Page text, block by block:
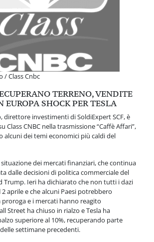
/Class Cnbc
TERRENO, VENDITE
EUROPA SHOCK PER TESLA
direttore investimenti di SoldiExpert SCF, è
Class CNBC nella trasmissione “Caffè Affari”,
alcuni dei temi economici più caldi del
dei mercati finanziari, che continua
dalle decisioni di politica commerciale del
Trump. Ieri ha dichiarato che non tutti i dazi
aprile e che alcuni Paesi potrebbero
e i mercati hanno reagito
Street ha chiuso in rialzo e Tesla ha
superiore al 10%, recuperando parte
settimane precedenti.